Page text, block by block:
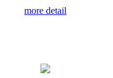
more detail